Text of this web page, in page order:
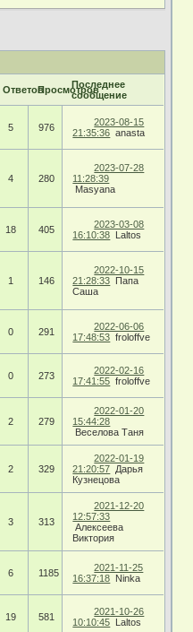
ОтветовПросмотровПоследнее
сообщение
5
976
2023-08-15
21:35:36 anasta
4 280
2023-07-28
11:28:39
Masyana
18
405
2023-03-08
16:10:38 Laltos
1 146
2022-10-15
21:28:33 Папа
Саша
0 291
2022-06-06
17:48:53 froloffve
0 273
2022-02-16
17:41:55 froloffve
2 279
2022-01-20
15:44:28
Веселова Таня
2 329
2022-01-19
21:20:57 Дарья
Кузнецова
3
313
2021-12-20
12:57:33
Алексеева
Виктория
6 1185
2021-11-25
16:37:18 Ninka
19 581
2021-10-26
10:10:45 Laltos